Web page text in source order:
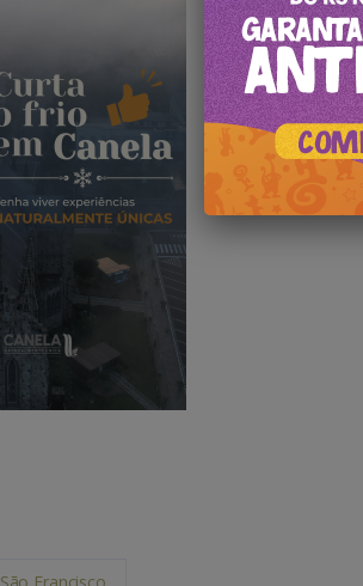
São Francisco